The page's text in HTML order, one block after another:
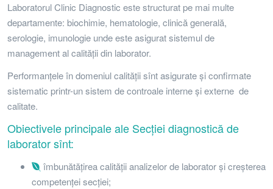
Laboratorul Clinic Diagnostic este structurat pe mai multe
departamente: biochimie, hematologie, clinică generală,
serologie, imunologie unde este asigurat sistemul de
management al calității din laborator.
Performanţele în domeniul calităţii sînt asigurate şi confirmate
sistematic printr-un sistem de controale interne şi externe de
calitate.
Obiectivele principale ale Secţiei diagnostică de
laborator sînt:
îmbunătăţirea calităţii analizelor de laborator şi creşterea
competenţei secţiei;